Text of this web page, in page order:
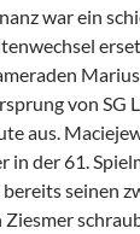
war ein
von SG
aus.
in der 61.
seinen
Ziesmer